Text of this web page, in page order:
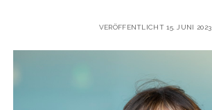
VERÖFFENTLICHT 15. JUNI 2023